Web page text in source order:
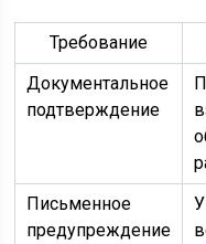
Требование
Документальное
подтверждение
Письменное
предупреждение